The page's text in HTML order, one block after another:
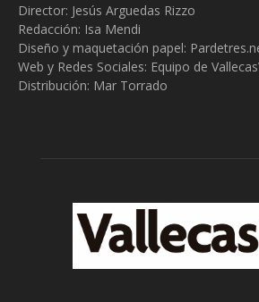
Director: Jesús Arguedas Rizzo
Redacción: Isa Mendi
Diseño y maquetación papel:
Web y Redes Sociales: Equipo de
Distribución: Mar Torrado